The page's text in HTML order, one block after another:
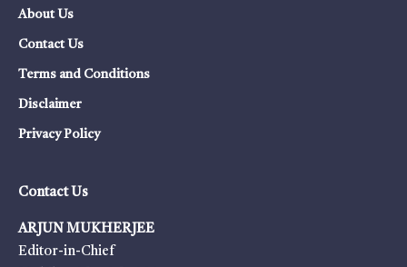
About Us
Contact Us
Terms and Conditions
Disclaimer
Privacy Policy
Contact Us
ARJUN MUKHERJEE
Editor-in-Chief